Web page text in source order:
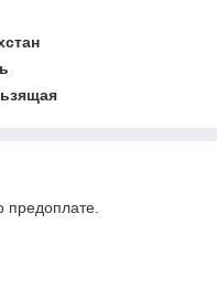
предоплате.